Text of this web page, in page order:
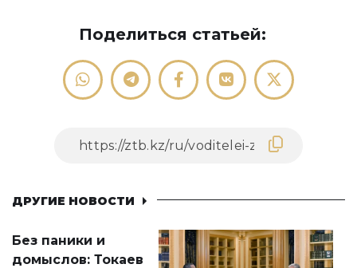
Поделиться статьей:
ДРУГИЕ НОВОСТИ
Без паники и
домыслов: Токаев